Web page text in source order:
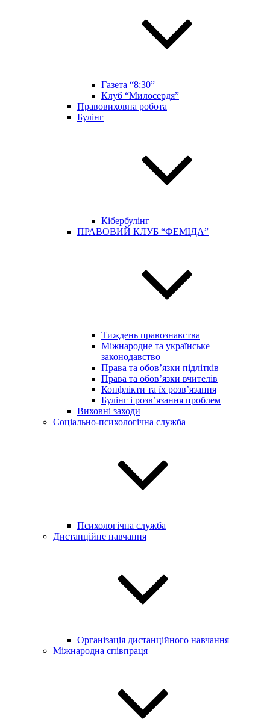
Газета “8:30”
Клуб “Милосердя”
Правовиховна робота
Булінг
Кібербулінг
ПРАВОВИЙ КЛУБ “ФЕМІДА”
Тиждень правознавства
Міжнародне та українське
законодавство
Права та обов’язки підлітків
Права та обов’язки вчителів
Конфлікти та їх розв’язання
Булінг і розв’язання проблем
Виховні заходи
Соціально-психологічна служба
Психологічна служба
Дистанційне навчання
Організація дистанційного навчання
Міжнародна співпраця